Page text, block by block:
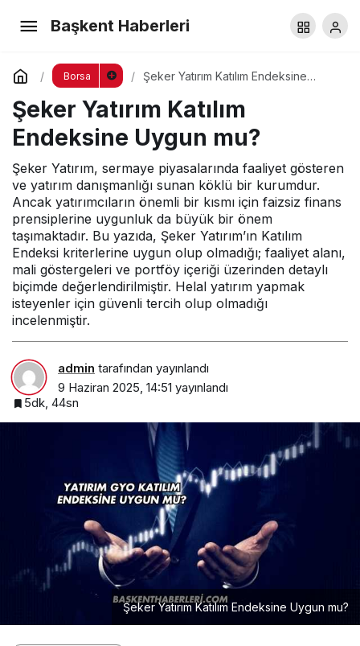
Başkent Haberleri
Borsa
Şeker Yatırım Katılım Endeksine
Şeker Yatırım Katılım
Endeksine Uygun mu?
Şeker Yatırım, sermaye piyasalarında faaliyet gösteren
ve yatırım danışmanlığı sunan köklü bir kurumdur.
Ancak yatırımcıların önemli bir kısmı için faizsiz finans
prensiplerine uygunluk da büyük bir önem
taşımaktadır. Bu yazıda, Şeker Yatırım’ın Katılım
Endeksi kriterlerine uygun olup olmadığı; faaliyet alanı,
mali göstergeleri ve portföy içeriği üzerinden detaylı
biçimde değerlendirilmiştir. Helal yatırım yapmak
isteyenler için güvenli tercih olup olmadığı
incelenmiştir.
admin tarafından yayınlandı
9 Haziran 2025, 14:51 yayınlandı
5dk, 44sn
Şeker Yatırım Katılım Endeksine Uygun mu?
Yatırım GYO Katılım Endeksine Uygun mu?
Yorum Yap